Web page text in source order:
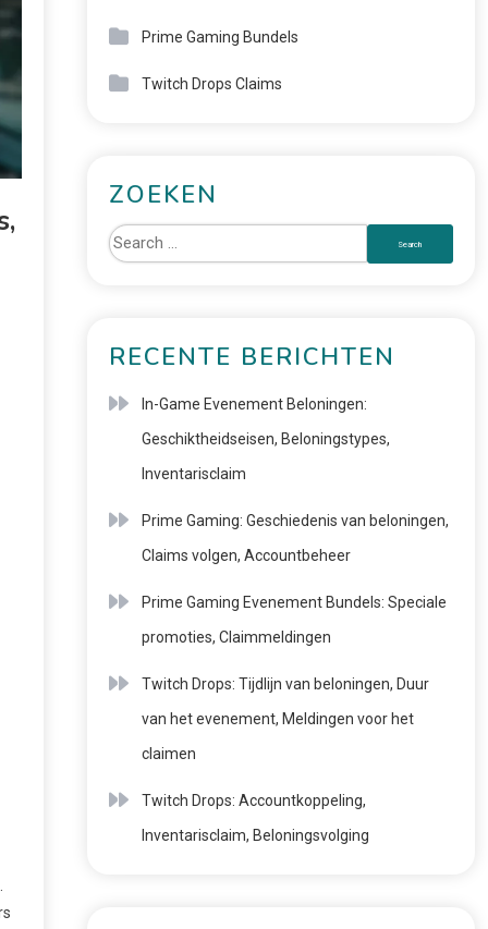
Prime Gaming Bundels
Twitch Drops Claims
ZOEKEN
RECENTE BERICHTEN
In-Game Evenement Beloningen:
Geschiktheidseisen, Beloningstypes,
Inventarisclaim
Prime Gaming: Geschiedenis van beloningen,
Claims volgen, Accountbeheer
Prime Gaming Evenement Bundels: Speciale
promoties, Claimmeldingen
Twitch Drops: Tijdlijn van beloningen, Duur
van het evenement, Meldingen voor het
claimen
Twitch Drops: Accountkoppeling,
Inventarisclaim, Beloningsvolging